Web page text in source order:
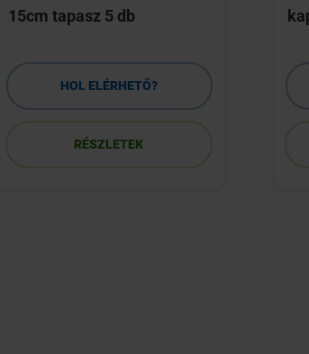
15cm tapasz 5 db
HOL ELÉRHETŐ?
RÉSZLETEK